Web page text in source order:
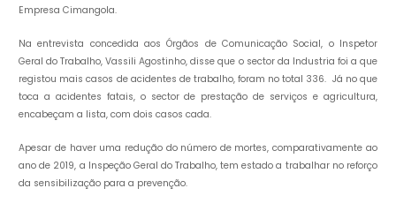
Empresa Cimangola.
Na entrevista concedida aos Órgãos de Comunicação Social, o Inspetor
Geral do Trabalho, Vassili Agostinho, disse que o sector da Industria foi a que
registou mais casos de acidentes de trabalho, foram no total 336. Já no que
toca a acidentes fatais, o sector de prestação de serviços e agricultura,
encabeçam a lista, com dois casos cada.
Apesar de haver uma redução do número de mortes, comparativamente ao
ano de 2019, a Inspeção Geral do Trabalho, tem estado a trabalhar no reforço
da sensibilização para a prevenção.